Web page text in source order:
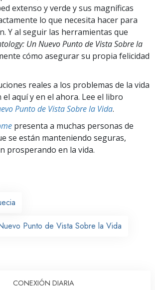
extenso y verde y sus magníficas
lo que necesita hacer para
Y al seguir las herramientas que
Un Nuevo Punto de Vista Sobre la
cómo asegurar su propia felicidad
reales a los problemas de la vida
aquí y en el ahora. Lee el libro
Punto de Vista Sobre la Vida.
presenta a muchas personas de
se están manteniendo seguras,
prosperando en la vida.
Punto de Vista Sobre la Vida
CONEXIÓN DIARIA